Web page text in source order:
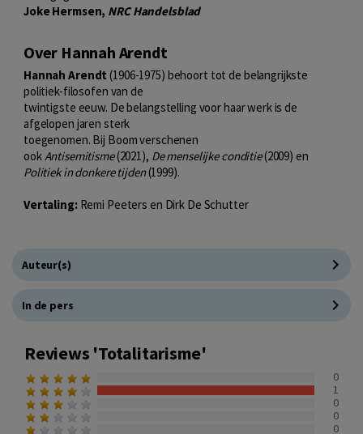
Joke Hermsen, NRC Handelsblad
Over Hannah Arendt
Hannah Arendt (1906-1975) behoort tot de belangrijkste
politiek-filosofen van de
twintigste eeuw. De belangstelling voor haar werk is de
afgelopen jaren sterk
toegenomen. Bij Boom verschenen
ookAntisemitisme(2021), De menselijke conditie(2009) en
Politiek in donkere tijden(1999).
Vertaling: Remi Peeters en Dirk De Schutter
Auteur(s)
In de pers
Reviews 'Totalitarisme'
0
1
0
0
0